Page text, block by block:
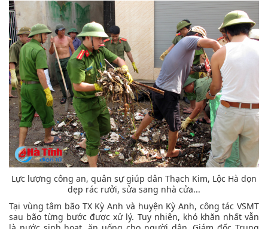
Lực lượng công an, quân sự giúp dân Thạch Kim, Lộc Hà dọn
dẹp rác rưởi, sửa sang nhà cửa...
Tại vùng tâm bão TX Kỳ Anh và huyện Kỳ Anh, công tác VSMT
sau bão từng bước được xử lý. Tuy nhiên, khó khăn nhất vẫn